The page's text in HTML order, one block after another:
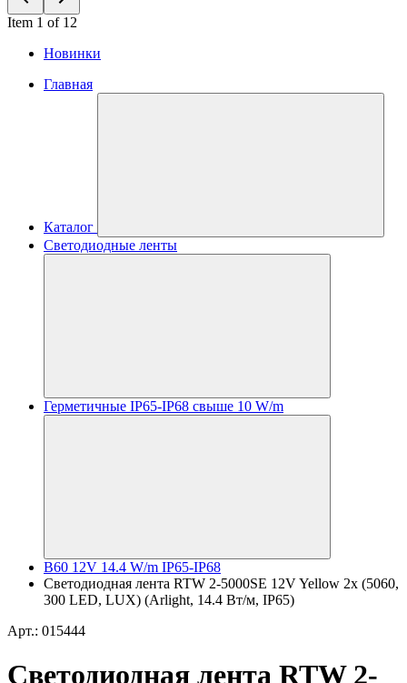
Item 1 of 12
Новинки
Главная
Каталог
Светодиодные ленты
Герметичные IP65-IP68 свыше 10 W/m
B60 12V 14.4 W/m IP65-IP68
Светодиодная лента RTW 2-5000SE 12V Yellow 2x (5060,
300 LED, LUX) (Arlight, 14.4 Вт/м, IP65)
Арт.: 015444
Светодиодная лента RTW 2-